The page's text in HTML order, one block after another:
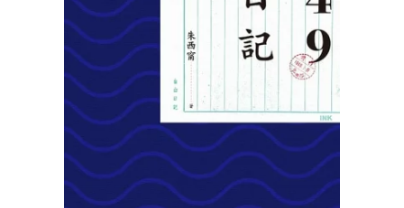
日本購物 電子/紙本書